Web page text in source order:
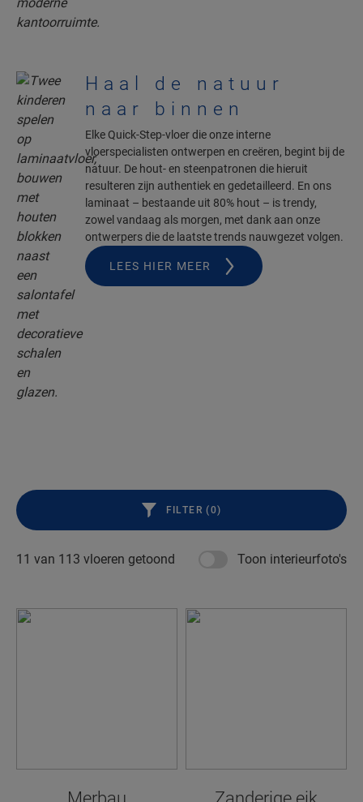
Haal de natuur
naar binnen
Elke Quick-Step-vloer die onze interne
vloerspecialisten ontwerpen en creëren, begint bij de
natuur. De hout- en steenpatronen die hieruit
resulteren zijn authentiek en gedetailleerd. En ons
laminaat – bestaande uit 80% hout – is trendy,
zowel vandaag als morgen, met dank aan onze
ontwerpers die de laatste trends nauwgezet volgen.
LEES HIER MEER
11 van 113 vloeren getoond Toon interieurfoto's
FILTER (0)